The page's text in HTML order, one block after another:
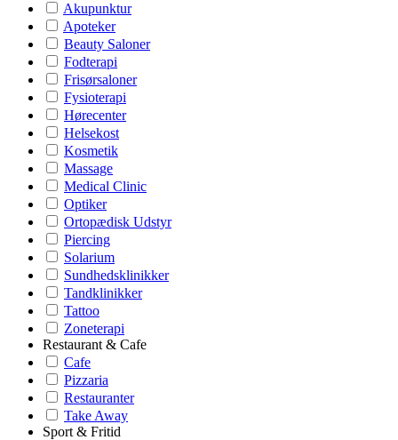
Akupunktur
Apoteker
Beauty Saloner
Fodterapi
Frisørsaloner
Fysioterapi
Hørecenter
Helsekost
Kosmetik
Massage
Medical Clinic
Optiker
Ortopædisk Udstyr
Piercing
Solarium
Sundhedsklinikker
Tandklinikker
Tattoo
Zoneterapi
Restaurant & Cafe
Cafe
Pizzaria
Restauranter
Take Away
Sport & Fritid